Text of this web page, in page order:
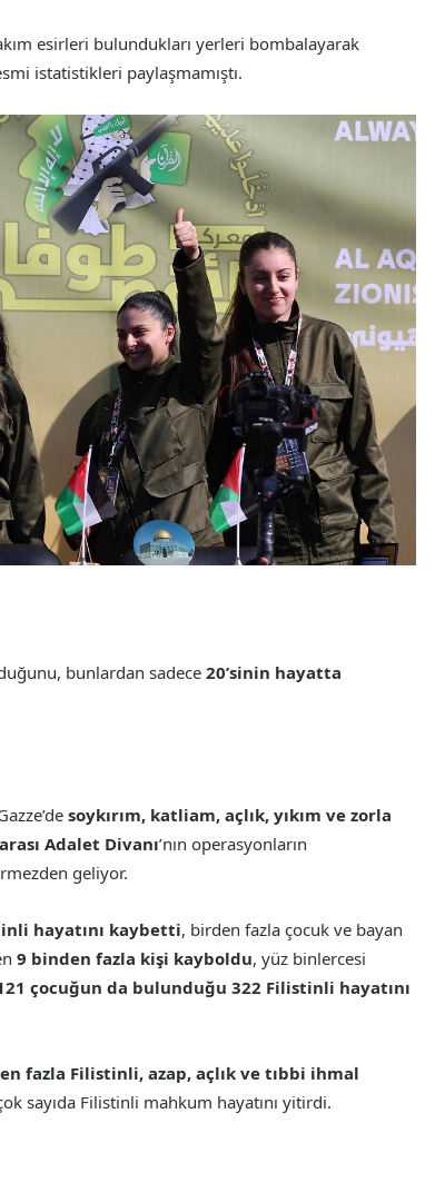
esirleri bulundukları yerleri bombalayarak
istatistikleri paylaşmamıştı.
bunlardan sadece20’sinin hayatta
soykırım, katliam, açlık, yıkım ve zorla
Adalet Divanı’nın operasyonların
geliyor.
hayatını kaybetti, birden fazla çocuk ve bayan
9 binden fazla kişi kayboldu, yüz binlercesi
çocuğun da bulunduğu 322 Filistinli hayatını
fazla Filistinli, azap, açlık ve tıbbi ihmal
sayıda Filistinli mahkum hayatını yitirdi.